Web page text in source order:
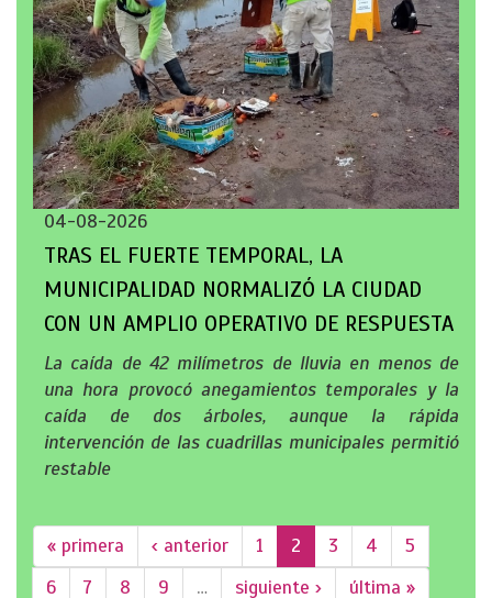
04-08-2026
TRAS EL FUERTE TEMPORAL, LA
MUNICIPALIDAD NORMALIZÓ LA CIUDAD
CON UN AMPLIO OPERATIVO DE RESPUESTA
La caída de 42 milímetros de lluvia en menos de
una hora provocó anegamientos temporales y la
caída de dos árboles, aunque la rápida
intervención de las cuadrillas municipales permitió
restable
« primera ‹ anterior 1 2 3 4
5
6
7 8 9 … siguiente › última »